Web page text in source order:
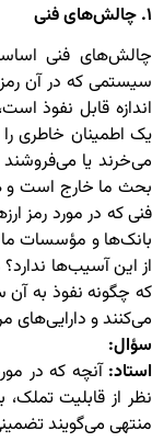
۱. چالش‌های فنی
چالش‌‌های فنی
سیستمی که در آن رمز
اندازه قابل نفوذ
یک اطمینان خاطری
می‌خرند یا
بحث ما خارج است و
فنی که در مورد رمز
بانک‌ها و مؤسسات
از این آسیب‌ها
که چگونه نفوذ به آن
می‌کنند و دارایی‌های
سؤال:
استاد: آنچه که در
نظر از قابلیت
منتهی می‌گویند